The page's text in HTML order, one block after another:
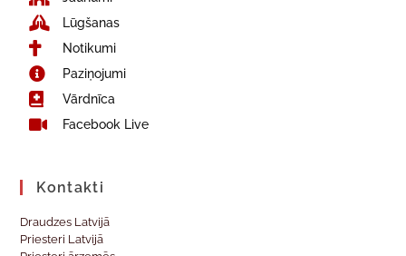
Lūgšanas
Notikumi
Paziņojumi
Vārdnīca
Facebook Live
Kontakti
Draudzes Latvijā
Priesteri Latvijā